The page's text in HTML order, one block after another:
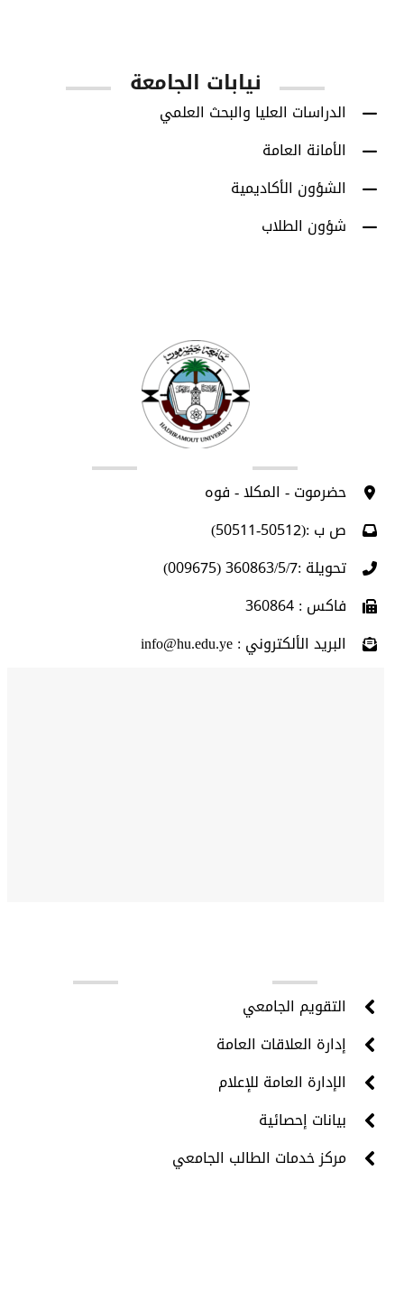
نيابات الجامعة
الدراسات العليا والبحث العلمي
الأمانة العامة
الشؤون الأكاديمية
شؤون الطلاب
حضرموت - المكلا - فوه
ص ب :(50512-50511)
تحويلة :360863/5/7 (009675)
فاكس : 360864
البريد الألكتروني : info@hu.edu.ye
التقويم الجامعي
إدارة العلاقات العامة
الإدارة العامة للإعلام
بيانات إحصائية
مركز خدمات الطالب الجامعي